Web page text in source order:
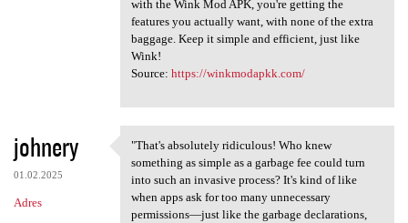
with the Wink Mod APK, you're getting the
features you actually want, with none of the extra
baggage. Keep it simple and efficient, just like
Wink!
Source: https://winkmodapkk.com/
johnery
01.02.2025
Adres
"That's absolutely ridiculous
"That's absolutely ridiculous! Who knew
something as simple as a garbage fee could turn
into such an invasive process? It's kind of like
when apps ask for too many unnecessary
permissions—just like the garbage declarations,